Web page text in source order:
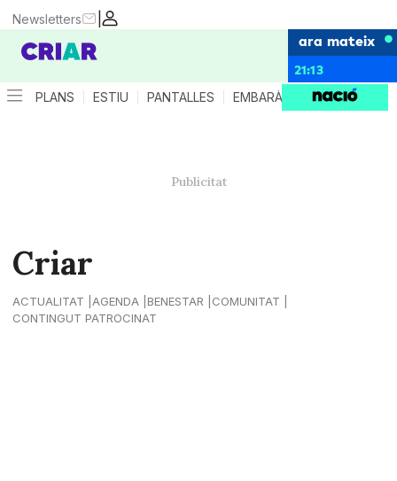
|
Newsletters
ara mateix
21:13
PLANS ESTIU PANTALLES EMBARÀS CRIANÇA
Criar
ACTUALITAT AGENDA BENESTAR
COMUNITAT
CONTINGUT PATROCINAT